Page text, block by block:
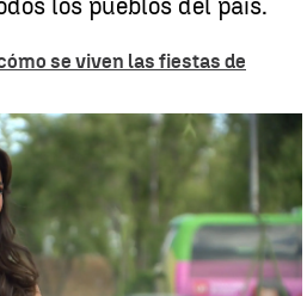
los pueblos del país.
se viven las fiestas de
varias fiestas populares este mes de
agosto |Antena 3